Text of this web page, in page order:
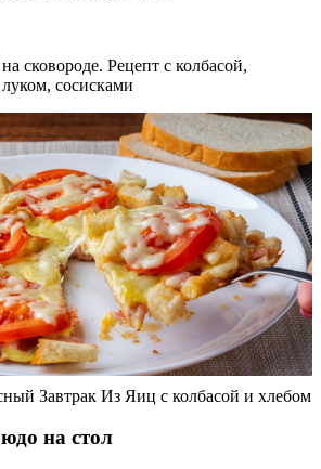
Завтрак Из Яиц с колбасой и хлебом
на стол